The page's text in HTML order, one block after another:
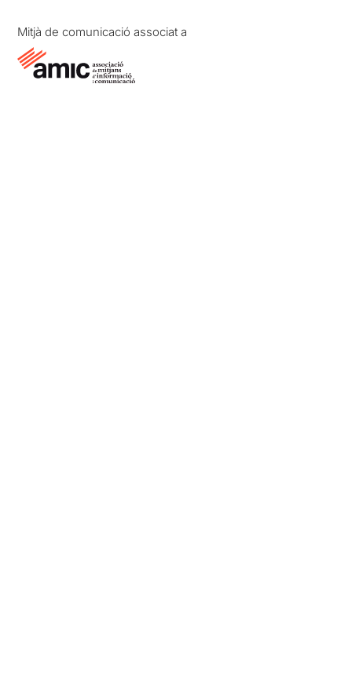
Mitjà de comunicació associat a